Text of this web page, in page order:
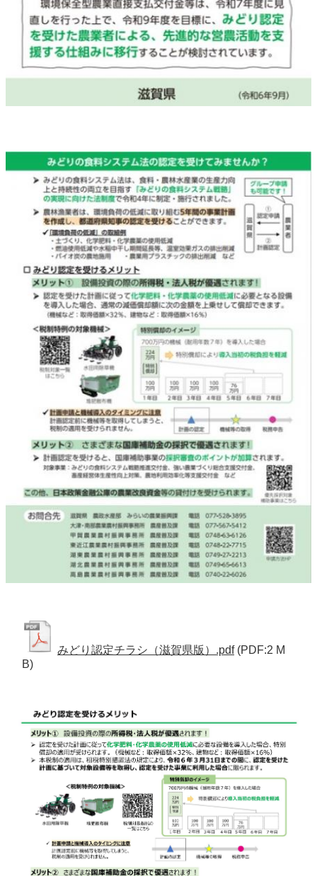
みどり認定チラシ（滋賀県版）.pdf (PDF:2 M
B)